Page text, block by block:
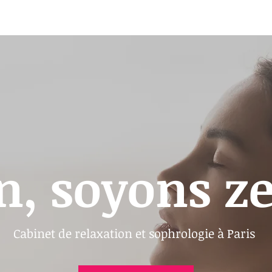
soyons
Cabinet de relaxation et sophrologie à Paris